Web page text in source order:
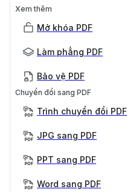
Xem thêm
Mở khóa PDF
Làm phẳng PDF
Bảo vệ PDF
Chuyển đổi sang PDF
Trình chuyển đổi PDF
JPG sang PDF
PPT sang PDF
Word sang PDF